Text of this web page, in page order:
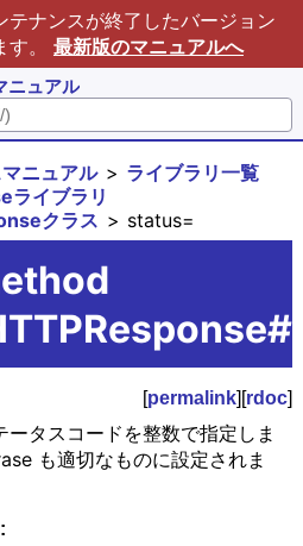
テナンスが終了したバージョン
。 最新版のマニュアルへ
ニュアル
ニュアル
ライブラリ一覧
イブラリ
クラス
status=
[permalink][rdoc]
ータスコードを整数で指定しま
も適切なものに設定されま